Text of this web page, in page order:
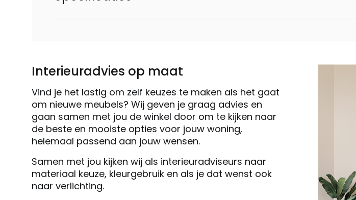
Interieuradvies op maat
Vind je het lastig om zelf keuzes te maken als het gaat
om nieuwe meubels? Wij geven je graag advies en
gaan samen met jou de winkel door om te kijken naar
de beste en mooiste opties voor jouw woning,
helemaal passend aan jouw wensen.
Samen met jou kijken wij als interieuradviseurs naar
materiaal keuze, kleurgebruik en als je dat wenst ook
naar verlichting.